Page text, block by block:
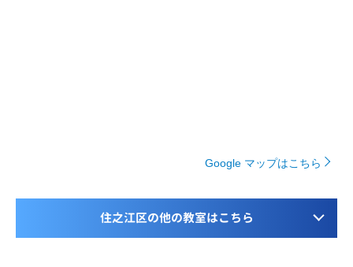
Google マップはこちら
住之江区の他の教室はこちら